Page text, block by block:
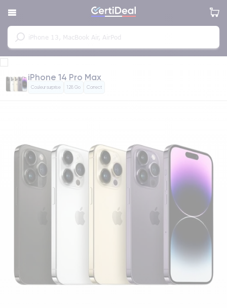
iPhone 14 Pro Max
Couleur surprise 128 Go Correct